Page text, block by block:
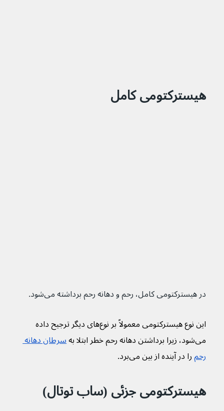
هیسترکتومی کامل
در هیسترکتومی کامل، رحم و دهانه رحم برداشته می‌شود.
این نوع هیسترکتومی معمولاً بر نوع‌های دیگر ترجیح داده
می‌شود، زیرا برداشتن دهانه رحم خطر ابتلا به
سرطان دهانه
رحم را در آینده از بین می‌برد.
هیسترکتومی جزئی (ساب توتال)